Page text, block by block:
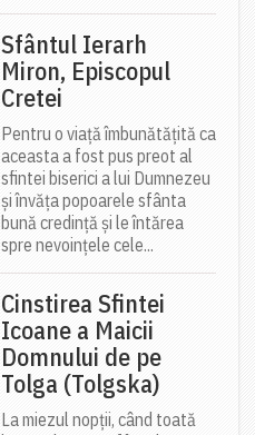
Sfântul Ierarh
Miron, Episcopul
Cretei
Pentru o viață îmbunătățită ca
aceasta a fost pus preot al
sfintei biserici a lui Dumnezeu
și învăța popoarele sfânta
bună credință și le întărea
spre nevoințele cele...
Cinstirea Sfintei
Icoane a Maicii
Domnului de pe
Tolga (Tolgska)
La miezul nopții, când toată